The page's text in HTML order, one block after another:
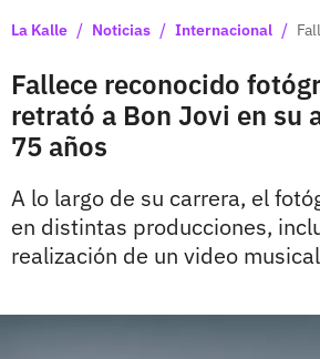
La Kalle / Noticias / Internacional /
Fallece reconocido
retrató a Bon Jovi en su
75 años
A lo largo de su carrera, el
en distintas producciones,
realización de un video